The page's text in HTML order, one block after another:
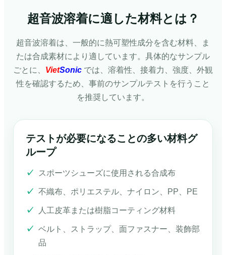
超音波溶着に適した材料とは？
超音波溶着は、一般的に熱可塑性成分を含む材料、ま
たは合成素材により適しています。具体的なサンプル
ごとに、 VietSonic では、溶着性、接着力、強度、外観
性を確認するため、事前のサンプルテストを行うこと
を推奨しています。
テストが必要になることの多い材料グ
ループ
スポーツシューズに使用される合成布
不織布、ポリエステル、ナイロン、PP、PE
人工皮革または樹脂コーティング材料
ベルト、ストラップ、面ファスナー、装飾部
品